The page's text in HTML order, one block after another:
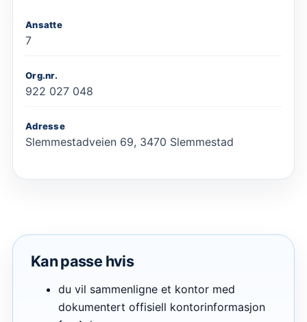
Ansatte
7
Org.nr.
922 027 048
Adresse
Slemmestadveien 69, 3470 Slemmestad
Kan passe hvis
du vil sammenligne et kontor med
dokumentert offisiell kontorinformasjon